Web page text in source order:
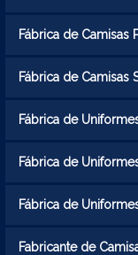
Fábrica de Camisas
Fábrica de Camisas
Fábrica de
Fábrica de
Fábrica de
Fabricante de